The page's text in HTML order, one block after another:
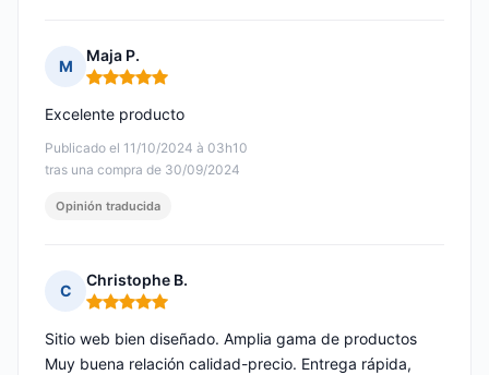
M
Maja P.
Nota: 5 de 5
Publicado el 11/10/2024 à 03h10
tras una compra de 30/09/2024
Excelente producto
Opinión traducida
C
Christophe B.
Nota: 5 de 5
Sitio web bien diseñado. Amplia gama de productos
Muy buena relación calidad-precio. Entrega rápida,